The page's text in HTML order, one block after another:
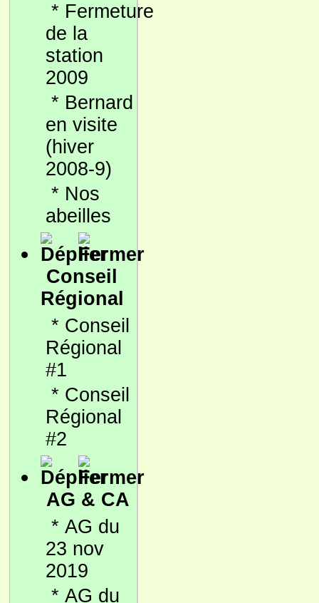
* Fermeture
de la
station
2009
* Bernard
en visite
(hiver
2008-9)
* Nos
abeilles
Conseil
Régional
* Conseil
Régional
#1
* Conseil
Régional
#2
AG & CA
* AG du
23 nov
2019
* AG du